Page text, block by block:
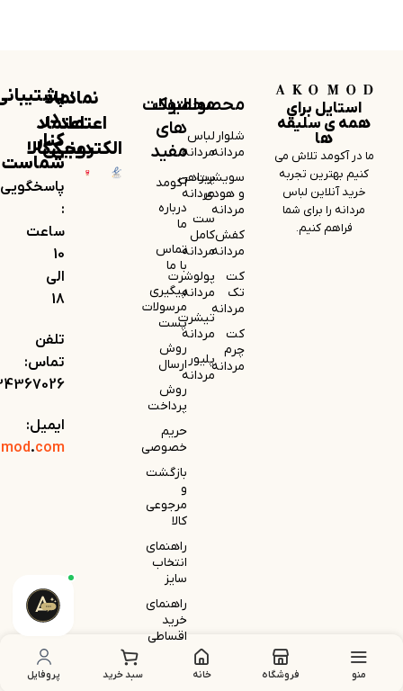
استایل برای
همه ی سلیقه
ها
ما در آکومد تلاش می
کنیم بهترین تجربه
خرید آنلاین لباس
مردانه را برای شما
فراهم کنیم.
محصولات
شلوار
مردانه
سویشرت
و هودی
مردانه
کفش
مردانه
کت
تک
مردانه
کت
چرم
مردانه
محصولات
لباس
مردانه
پیراهن
مردانه
ست
کامل
مردانه
پولوشرت
مردانه
تیشرت
مردانه
پلیور
مردانه
لینک
های
مفید
آکومد
درباره
ما
تماس
با ما
پیگیری
مرسولات
پست
روش
ارسال
روش
پرداخت
حریم
خصوصی
بازگشت
و
مرجوعی
کالا
راهنمای
انتخاب
سایز
راهنمای
خرید
اقساطی
نماد
اعتماد
الکترونیکی
نماد
اعتماد
دیجی‌کالا
در
کنار
شماست
پاسخگویی
:
ساعت
10
الی
18
تلفن
تماس:
ایمیل:
.com
منو فروشگاه خانه سبد خرید پروفایل